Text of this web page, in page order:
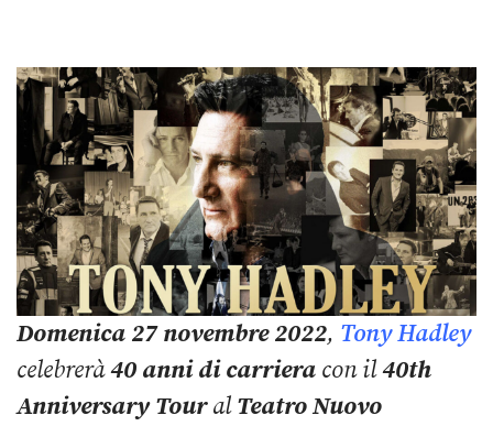
Domenica 27 novembre 2022, Tony Hadley
celebrerà40 anni di carriera con il40th
Anniversary TouralTeatro Nuovo